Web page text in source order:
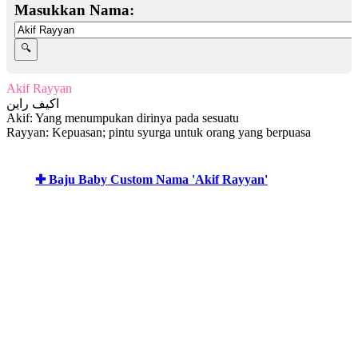
Masukkan Nama:
Akif Rayyan
اكيف راين
Akif: Yang menumpukan dirinya pada sesuatu
Rayyan: Kepuasan; pintu syurga untuk orang yang berpuasa
✚ Baju Baby Custom Nama 'Akif Rayyan'